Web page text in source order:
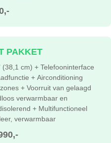
PAKKET
cm) + Telefooninterface
+ Airconditioning
+ Voorruit van gelaagd
verwarmbaar en
+ Multifunctioneel
verwarmbaar